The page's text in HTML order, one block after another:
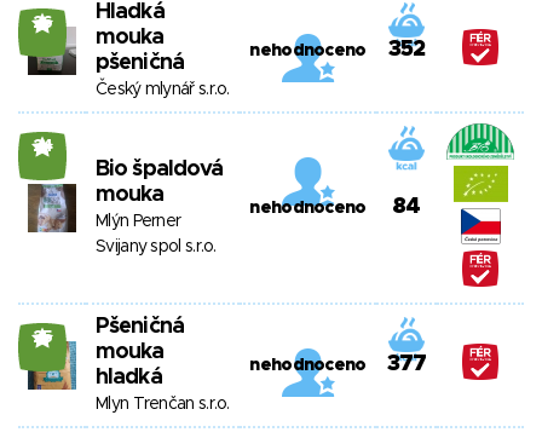
26
Hladká
mouka
pšeničná
Český mlynář s.r.o.
nehodnoceno 352
24
Bio špaldová
mouka
Mlýn Perner
Svijany spol s.r.o.
nehodnoceno 84
25
Pšeničná
mouka
hladká
Mlyn Trenčan s.r.o.
nehodnoceno 377